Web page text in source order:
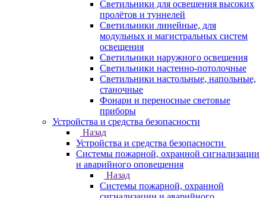
Светильники для освещения высоких
пролётов и туннелей
Светильники линейные, для
модульных и магистральных систем
освещения
Светильники наружного освещения
Светильники настенно-потолочные
Светильники настольные, напольные,
станочные
Фонари и переносные световые
приборы
Устройства и средства безопасности
Назад
Устройства и средства безопасности
Системы пожарной, охранной сигнализации
и аварийного оповещения
Назад
Системы пожарной, охранной